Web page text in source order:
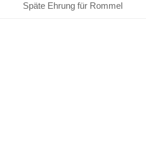
Späte Ehrung für Rommel